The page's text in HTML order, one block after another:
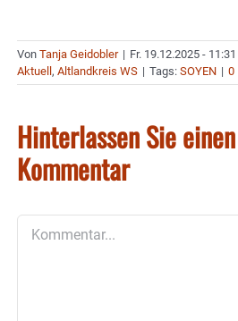
Von Tanja Geidobler | Fr. 19.12.2025 - 11:31
Aktuell, Altlandkreis WS | Tags: SOYEN | 0
Hinterlassen Sie einen
Kommentar